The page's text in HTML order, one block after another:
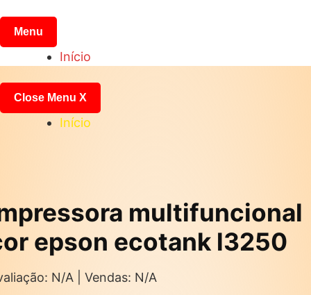
para
o
conteúdo
Menu
Início
Close Menu X
Início
multifuncional
epson ecotank l3250
N/A | Vendas: N/A